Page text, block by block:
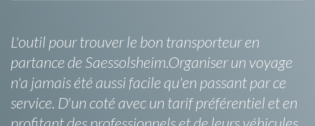
L'outil pour trouver le bon transporteur en
partance de Saessolsheim.Organiser un voyage
n'a jamais été aussi facile qu'en passant par ce
service. D'un coté avec un tarif préférentiel et en